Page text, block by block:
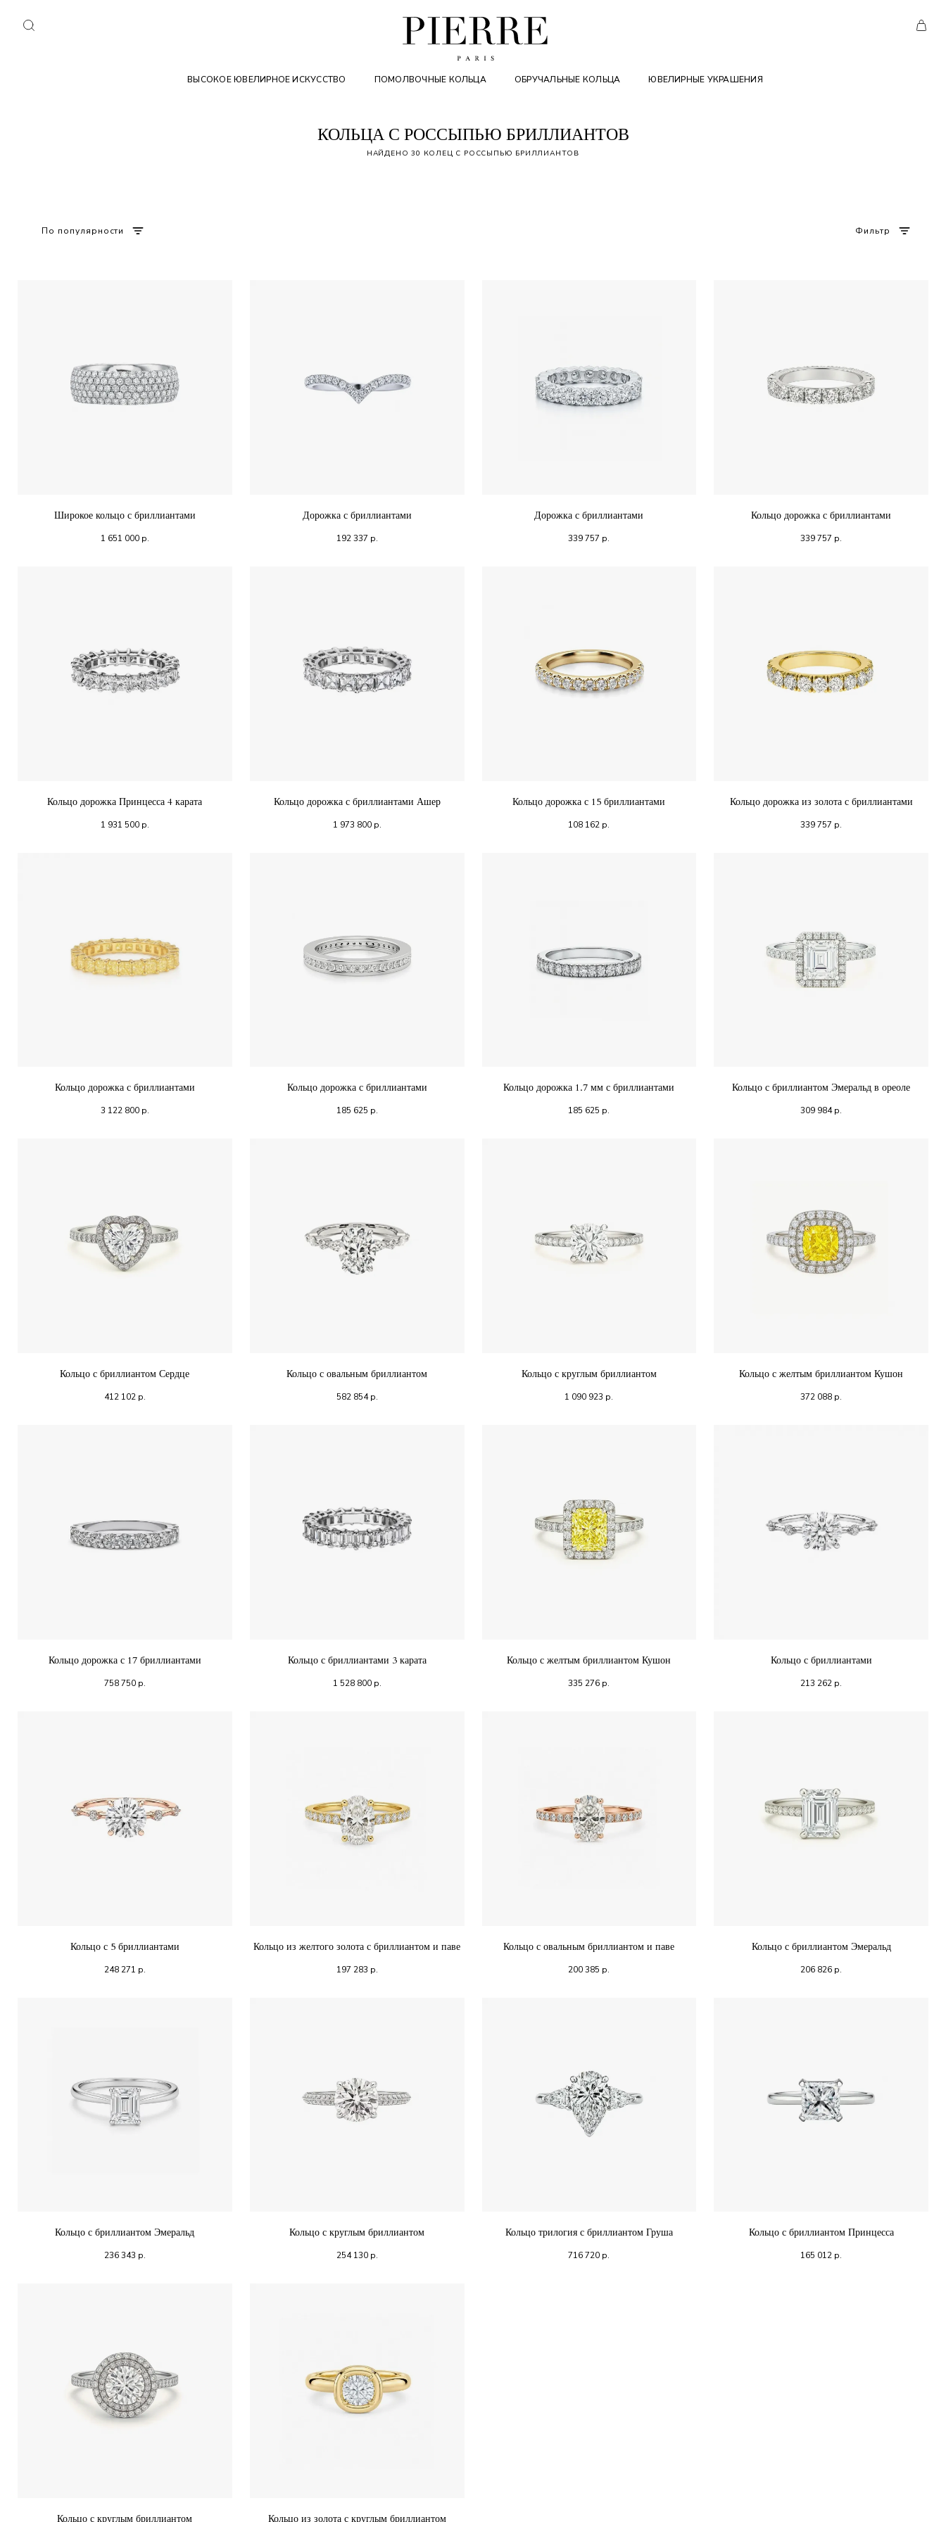
ВЫСОКОЕ ЮВЕЛИРНОЕ ИСКУССТВО ПОМОЛВОЧНЫЕ КОЛЬЦА ОБРУЧАЛЬНЫЕ КОЛЬЦА ЮВЕЛИРНЫЕ УКРАШЕНИЯ
КОЛЬЦА С РОССЫПЬЮ БРИЛЛИАНТОВ
НАЙДЕНО 30 КОЛЕЦ С РОССЫПЬЮ БРИЛЛИАНТОВ
Фильтр
По популярности
Широкое кольцо с бриллиантами
1 651 000р.
Дорожка с бриллиантами
192 337 р.
Дорожка с бриллиантами
339 757 р.
Кольцо дорожка с бриллиантами
339 757 р.
Кольцо дорожка Принцесса 4 карата
1 931 500р.
Кольцо дорожка с бриллиантами Ашер
1 973 800р.
Кольцо дорожка с 15 бриллиантами
108 162 р.
Кольцо дорожка из золота с бриллиантами
339 757 р.
Кольцо дорожка с бриллиантами
3 122 800р.
Кольцо дорожка с бриллиантами
185 625 р.
Кольцо дорожка 1.7 мм с бриллиантами
185 625 р.
Кольцо с бриллиантом Эмеральд в ореоле
309 984р.
Кольцо с бриллиантом Сердце
412 102р.
Кольцо с овальным бриллиантом
582 854р.
Кольцо с круглым бриллиантом
1 090 923 р.
Кольцо с желтым бриллиантом Кушон
372 088 р.
Кольцо дорожка с 17 бриллиантами
758 750р.
Кольцо с бриллиантами 3 карата
1 528 800р.
Кольцо с желтым бриллиантом Кушон
335 276 р.
Кольцо с бриллиантами
213 262 р.
Кольцо с 5 бриллиантами
248 271 р.
Кольцо из желтого золота с бриллиантом и паве
197 283 р.
Кольцо с овальным бриллиантом и паве
200 385 р.
Кольцо с бриллиантом Эмеральд
206 826 р.
Кольцо с бриллиантом Эмеральд
236 343 р.
Кольцо с круглым бриллиантом
254 130р.
Кольцо трилогия с бриллиантом Груша
716 720 р.
Кольцо с бриллиантом Принцесса
165 012 р.
Кольцо с круглым бриллиантом Кольцо из золота с круглым бриллиантом